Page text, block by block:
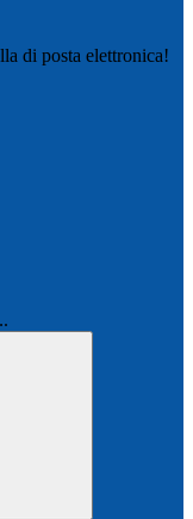
di posta elettronica!